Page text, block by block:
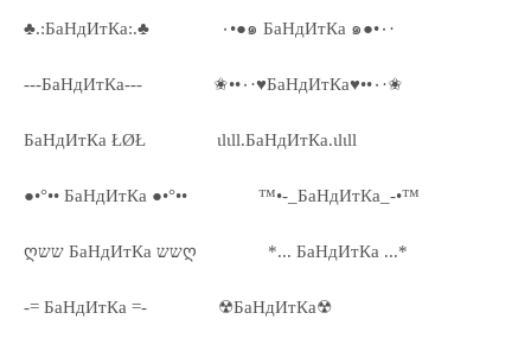
♣.:БаНдИтКа:.♣ ٠•●๑ БаНдИтКа ๑●•٠·
---БаНдИтКа--- ✬••٠·♥БаНдИтКа♥••٠·✬
БаНдИтКа ŁØŁ ιlιll.БаНдИтКа.ιlιll
●•°•• БаНдИтКа ●•°•• ™•-_БаНдИтКа_-•™
ღשש БаНдИтКа ששღ *... БаНдИтКа ...*
-= БаНдИтКа =- ☢БаНдИтКа☢